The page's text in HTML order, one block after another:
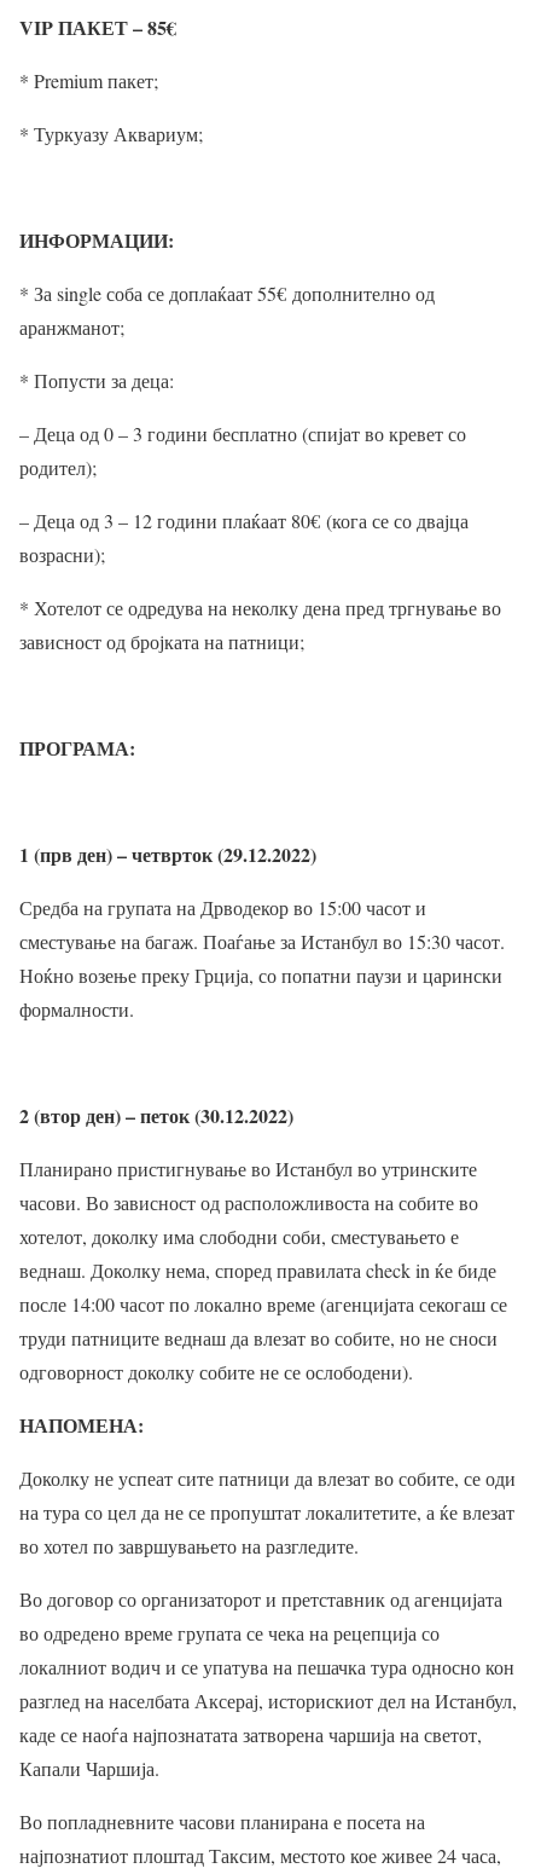
VIP ПАКЕТ – 85€
* Premium пакет;
* Туркуазу Аквариум;
ИНФОРМАЦИИ:
* За single соба се доплаќаат 55€ дополнително од
аранжманот;
* Попусти за деца:
– Деца од 0 – 3 години бесплатно (спијат во кревет со
родител);
– Деца од 3 – 12 години плаќаат 80€ (кога се со двајца
возрасни);
* Хотелот се одредува на неколку дена пред тргнување во
зависност од бројката на патници;
ПРОГРАМА:
1 (прв ден) – четврток (29.12.2022)
Средба на групата на Дрводекор во 15:00 часот и
сместување на багаж. Поаѓање за Истанбул во 15:30 часот.
Ноќно возење преку Грција, со попатни паузи и царински
формалности.
2 (втор ден) – петок (30.12.2022)
Планирано пристигнување во Истанбул во утринските
часови. Во зависност од расположливоста на собите во
хотелот, доколку има слободни соби, сместувањето е
веднаш. Доколку нема, според правилата check in ќе биде
после 14:00 часот по локално време (агенцијата секогаш се
труди патниците веднаш да влезат во собите, но не сноси
одговорност доколку собите не се ослободени).
НАПОМЕНА:
Доколку не успеат сите патници да влезат во собите, се оди
на тура со цел да не се пропуштат локалитетите, а ќе влезат
во хотел по завршувањето на разгледите.
Во договор со организаторот и претставник од агенцијата
во одредено време групата се чека на рецепција со
локалниот водич и се упатува на пешачка тура односно кон
разглед на населбата Аксерај, историскиот дел на Истанбул,
каде се наоѓа најпознатата затворена чаршија на светот,
Капали Чаршија.
Во попладневните часови планирана е посета на
најпознатиот плоштад Таксим, местото кое живее 24 часа,